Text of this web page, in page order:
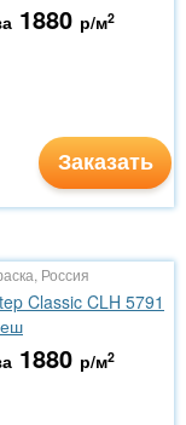
1880 р/м2
Заказать
Россия
Classic CLH 5791
1880 р/м2